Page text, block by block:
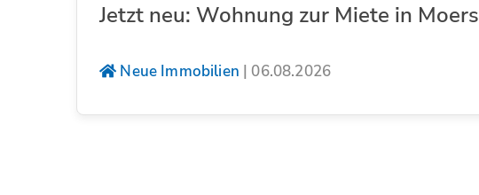
Jetzt neu: Wohnung zur Miete in Moers
Neue Immobilien | 06.08.2026